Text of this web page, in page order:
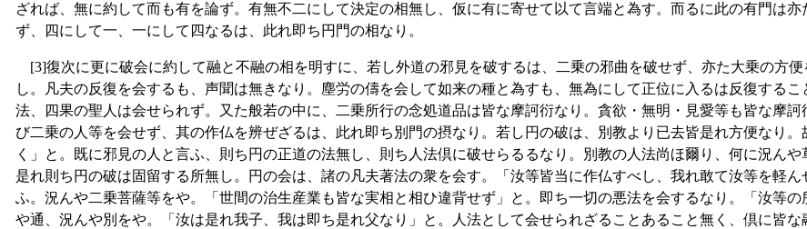
ざれば、無に約して而も有を論ず。有無不二にして決定の相無し、仮に有に寄せて以て言端と為す。而るに此の有門は
ず、四にして一、一にして四なるは、此れ即ち円門の相なり。
[3]復次に更に破会に約して融と不融の相を明すに、若し外道の邪見を破するは、二乗の邪曲を破せず、亦た大乗の方
し。凡夫の反復を会するも、声聞は無きなり。塵労の儔を会して如来の種と為すも、無為にして正位に入るは反復する
法、四果の聖人は会せられず。又た般若の中に、二乗所行の念処道品は皆な摩訶衍なり。貪欲・無明・見愛等も皆な摩
び二乗の人等を会せず、其の作仏を辨ぜざるは、此れ即ち別門の摂なり。若し円の破は、別教より已去皆是れ方便なり
く」と。既に邪見の人と言ふ、則ち円の正道の法無し、則ち人法倶に破せらるるなり。別教の人法尚ほ爾り、何に況ん
是れ則ち円の破は固留する所無し。円の会は、諸の凡夫著法の衆を会す。「汝等皆当に作仏すべし、我れ敢て汝等を軽
ふ。況んや二乗菩薩等をや。「世間の治生産業も皆な実相と相ひ違背せず」と。即ち一切の悪法を会するなり。「汝等
や通、況んや別をや。「汝は是れ我子、我は即ち是れ父なり」と。人法として会せられざることあること無く、倶に皆な